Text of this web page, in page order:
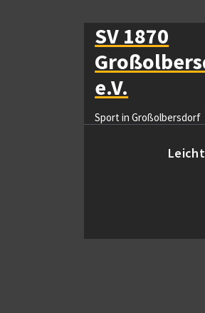
SV 1870
e.V.
Sport in Großolbersdorf